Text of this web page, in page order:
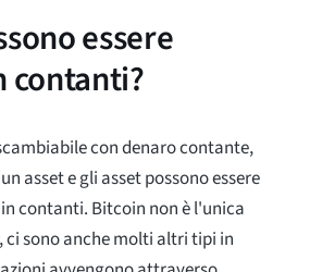
essere
contanti?
con denaro contante,
asset e gli asset possono essere
contanti. Bitcoin non è l'unica
sono anche molti altri tipi in